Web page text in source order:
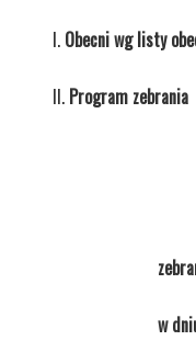
Obecni wg listy
Program zebrania
w